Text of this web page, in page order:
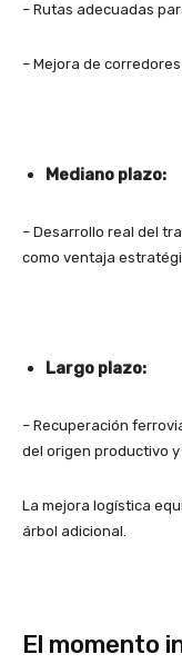
– Rutas adecuadas
– Mejora de
Mediano plazo:
– Desarrollo real del
como ventaja
Largo plazo:
– Recuperación
del origen productivo
La mejora logística
árbol adicional.
El momento